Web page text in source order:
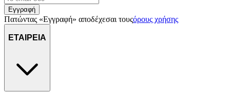
Εγγραφή
Πατώντας «Εγγραφή» αποδέχεσαι τουςόρους χρήσης
ΕΤΑΙΡΕΙΑ